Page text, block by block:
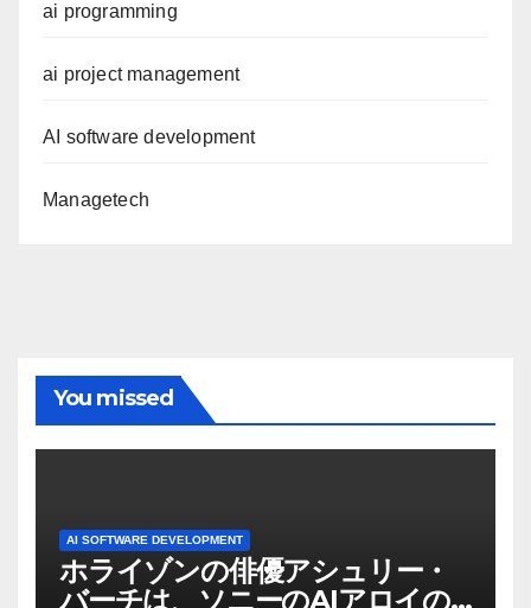
ai programming
ai project management
AI software development
Managetech
You missed
AI SOFTWARE DEVELOPMENT
ホライゾンの俳優アシュリー・
バーチは、ソニーのAIアロイの